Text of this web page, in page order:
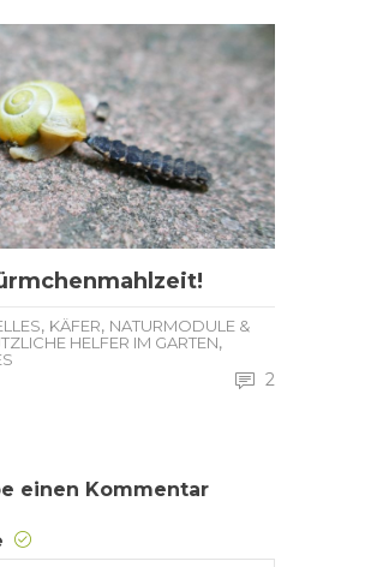
, KÄFER, NATURMODULE &
HELFER IM GARTEN,
2
einen Kommentar